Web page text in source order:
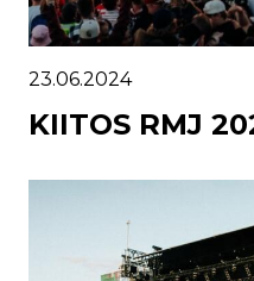
23.06.2024
KIITOS RMJ